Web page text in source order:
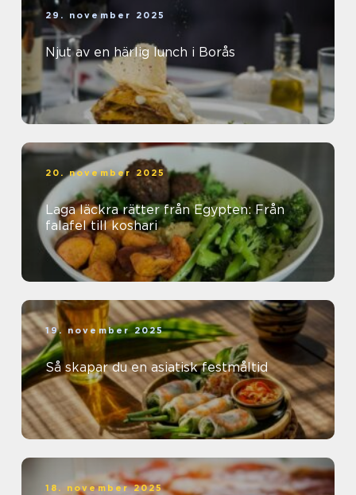
29. november 2025
Njut av en härlig lunch i Borås
20. november 2025
Laga läckra rätter från Egypten: Från
falafel till koshari
19. november 2025
Så skapar du en asiatisk festmåltid
18. november 2025